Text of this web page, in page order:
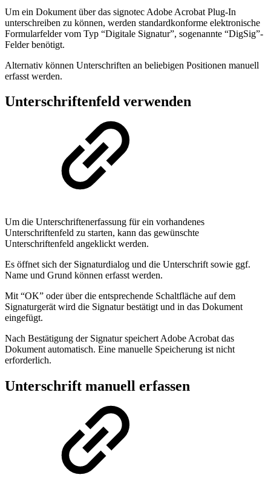
Um ein Dokument über das signotec Adobe Acrobat Plug-In
unterschreiben zu können, werden standardkonforme elektronische
Formularfelder vom Typ “Digitale Signatur”, sogenannte “DigSig”-
Felder benötigt.
Alternativ können Unterschriften an beliebigen Positionen manuell
erfasst werden.
Unterschriftenfeld verwenden
Um die Unterschriftenerfassung für ein vorhandenes
Unterschriftenfeld zu starten, kann das gewünschte
Unterschriftenfeld angeklickt werden.
Es öffnet sich der Signaturdialog und die Unterschrift sowie ggf.
Name und Grund können erfasst werden.
Mit “OK” oder über die entsprechende Schaltfläche auf dem
Signaturgerät wird die Signatur bestätigt und in das Dokument
eingefügt.
Nach Bestätigung der Signatur speichert Adobe Acrobat das
Dokument automatisch. Eine manuelle Speicherung ist nicht
erforderlich.
Unterschrift manuell erfassen